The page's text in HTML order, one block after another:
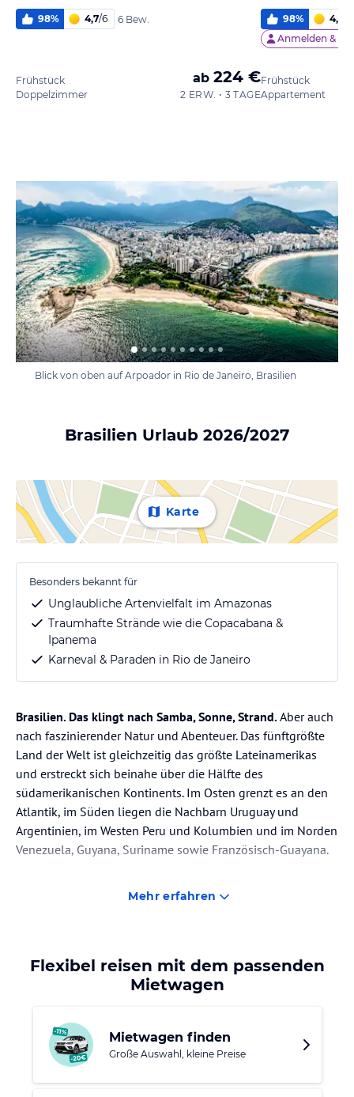
98% 4,7/6 6 Bew.
Frühstück
Doppelzimmer
ab 224 €
2 ERW. • 3 TAGE
98% 4,7
Anmelden &
Frühstück
Appartement
Blick von oben auf Arpoador in Rio de Janeiro, Brasilien
Brasilien Urlaub 2026/2027
Besonders bekannt für
Unglaubliche Artenvielfalt im Amazonas
Traumhafte Strände wie die Copacabana &
Ipanema
Karneval & Paraden in Rio de Janeiro
Karte
Brasilien. Das klingt nach Samba, Sonne, Strand.Aber auch
nach faszinierender Natur und Abenteuer. Das fünftgrößte
Land der Welt ist gleichzeitig das größte Lateinamerikas
und erstreckt sich beinahe über die Hälfte des
südamerikanischen Kontinents. Im Osten grenzt es an den
Atlantik, im Süden liegen die Nachbarn Uruguay und
Argentinien, im Westen Peru und Kolumbien und im Norden
Venezuela, Guyana, Suriname sowie Französisch-Guayana.
berühmt für den Karneval, die Strände der Copacabana
überwiegend auf dem Reißbrett geplante Hauptstadt
Brasília für ihre zahlreichen architektonischen Highlights
von Oskar Niemeyer steht, ist São Paulo das wirtschaftliche
afro-brasilianischen Kultur und ist neben Rio auch eine
Karnevalshochburg. Weitere bekannte Städte sind
Florianópolis im Südosten, Fortaleza und Belem an der
Mehr erfahren
Flexibel reisen mit dem passenden
Mietwagen
Mietwagen finden
Große Auswahl, kleine Preise